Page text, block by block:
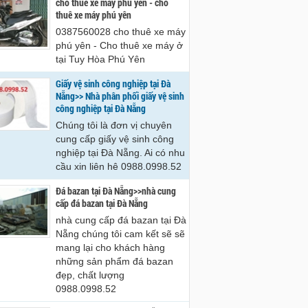
thuê xe máy phú yên
0387560028 cho thuê xe máy
phú yên - Cho thuê xe máy ở
tại Tuy Hòa Phú Yên
Giấy vệ sinh công nghiệp tại Đà
Nẵng>> Nhà phân phối giấy vệ sinh
công nghiệp tại Đà Nẵng
Chúng tôi là đơn vị chuyên
cung cấp giấy vệ sinh công
nghiệp tại Đà Nẵng. Ai có nhu
cầu xin liên hê 0988.0998.52
Đá bazan tại Đà Nẵng>>nhà cung
cấp đá bazan tại Đà Nẵng
nhà cung cấp đá bazan tại Đà
Nẵng chúng tôi cam kết sẽ sẽ
mang lại cho khách hàng
những sản phẩm đá bazan
đẹp, chất lượng
0988.0998.52